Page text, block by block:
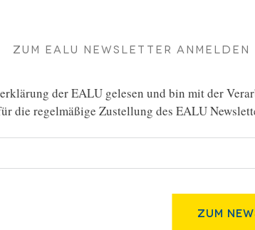
Zum EALU Newsletter anmelden
der EALU gelesen und bin mit der
die regelmäßige Zustellung des EALU
Zum